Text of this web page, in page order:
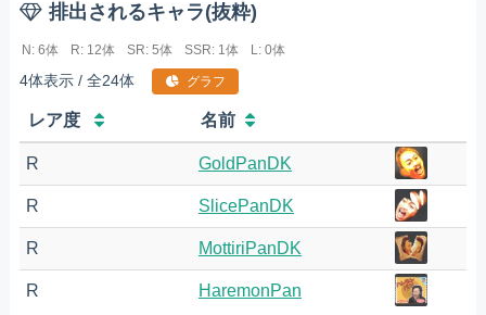
排出されるキャラ(抜粋)
N: 6体 R: 12体 SR: 5体 SSR: 1体 L: 0体
4体表示 / 全24体 グラフ
レア度 名前
R GoldPanDK
R SlicePanDK
R MottiriPanDK
R HaremonPan